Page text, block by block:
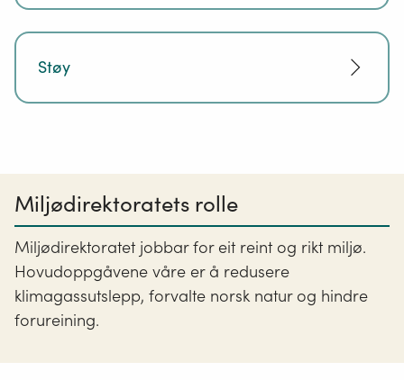
Støy
Miljødirektoratets rolle
Miljødirektoratet jobbar for eit reint og rikt miljø.
Hovudoppgåvene våre er å redusere
klimagassutslepp, forvalte norsk natur og hindre
forureining.